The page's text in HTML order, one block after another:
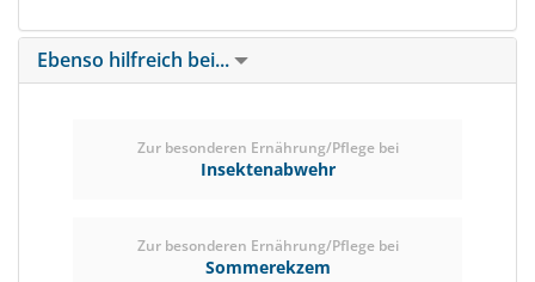
Ebenso hilfreich bei...
Zur besonderen Ernährung/Pflege bei
Insektenabwehr
Zur besonderen Ernährung/Pflege bei
Sommerekzem